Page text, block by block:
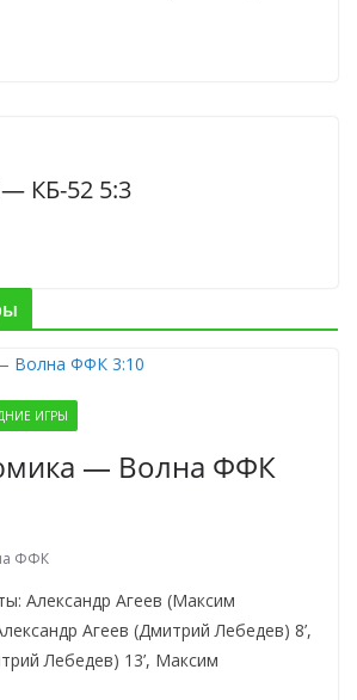
КБ-52 5:3
ИГРЫ
— Волна ФФК
ФФК
Александр Агеев (Максим
Агеев (Дмитрий Лебедев) 8’,
Лебедев) 13’, Максим